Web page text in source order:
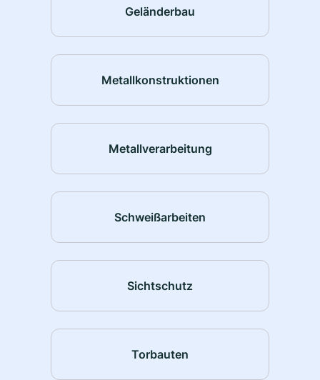
Geländerbau
Metallkonstruktionen
Metallverarbeitung
Schweißarbeiten
Sichtschutz
Torbauten